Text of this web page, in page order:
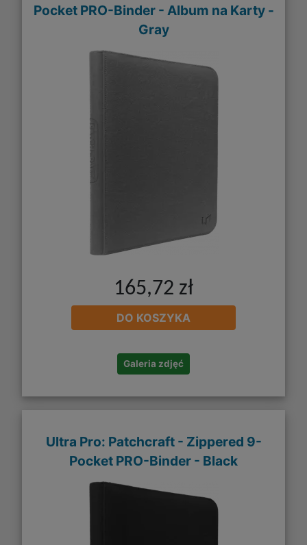
Pocket PRO-Binder - Album na Karty -
Gray
165,72 zł
DO KOSZYKA
Galeria zdjęć
Ultra Pro: Patchcraft - Zippered 9-
Pocket PRO-Binder - Black